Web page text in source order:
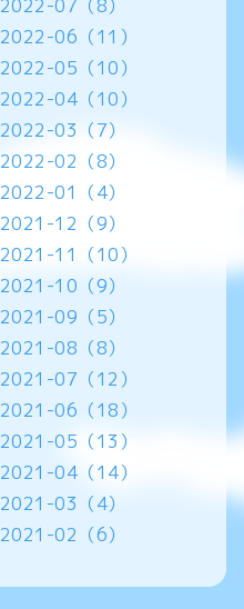
2022-07（8）
2022-06（11）
2022-05（10）
2022-04（10）
2022-03（7）
2022-02（8）
2022-01（4）
2021-12（9）
2021-11（10）
2021-10（9）
2021-09（5）
2021-08（8）
2021-07（12）
2021-06（18）
2021-05（13）
2021-04（14）
2021-03（4）
2021-02（6）